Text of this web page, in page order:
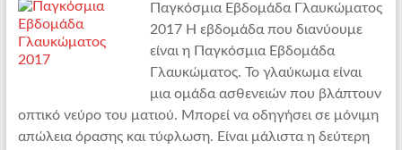
Παγκόσμια Εβδομάδα Γλαυκώματος
2017 Η εβδομάδα που διανύουμε
είναι η Παγκόσμια Εβδομάδα
Γλαυκώματος. Το γλαύκωμα είναι
μια ομάδα ασθενειών που βλάπτουν
οπτικό νεύρο του ματιού. Μπορεί να οδηγήσει σε μόνιμη
απώλεια όρασης και τύφλωση. Είναι μάλιστα η δεύτερη